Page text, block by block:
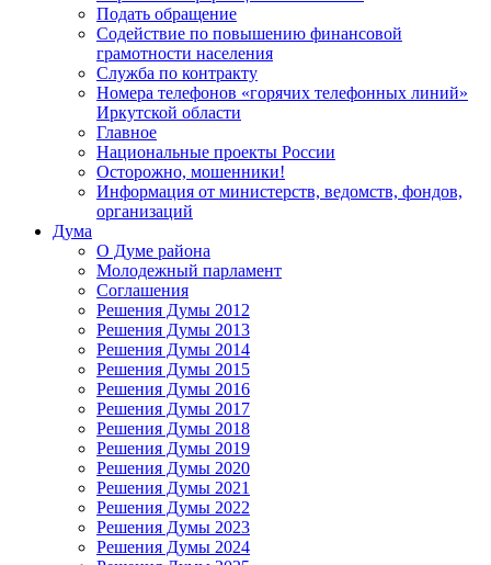
Подать обращение
Содействие по повышению финансовой
грамотности населения
Служба по контракту
Номера телефонов «горячих телефонных линий»
Иркутской области
Главное
Национальные проекты России
Осторожно, мошенники!
Информация от министерств, ведомств, фондов,
организаций
Дума
О Думе района
Молодежный парламент
Соглашения
Решения Думы 2012
Решения Думы 2013
Решения Думы 2014
Решения Думы 2015
Решения Думы 2016
Решения Думы 2017
Решения Думы 2018
Решения Думы 2019
Решения Думы 2020
Решения Думы 2021
Решения Думы 2022
Решения Думы 2023
Решения Думы 2024